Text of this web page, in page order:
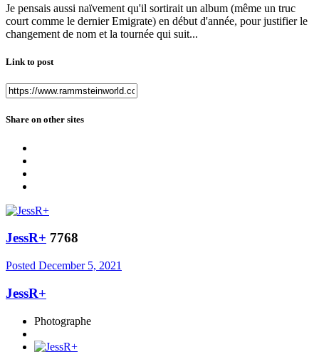
Je pensais aussi naïvement qu'il sortirait un album (même un truc
court comme le dernier Emigrate) en début d'année, pour justifier le
changement de nom et la tournée qui suit...
Link to post
Share on other sites
JessR+ 7768
Posted December 5, 2021
JessR+
Photographe